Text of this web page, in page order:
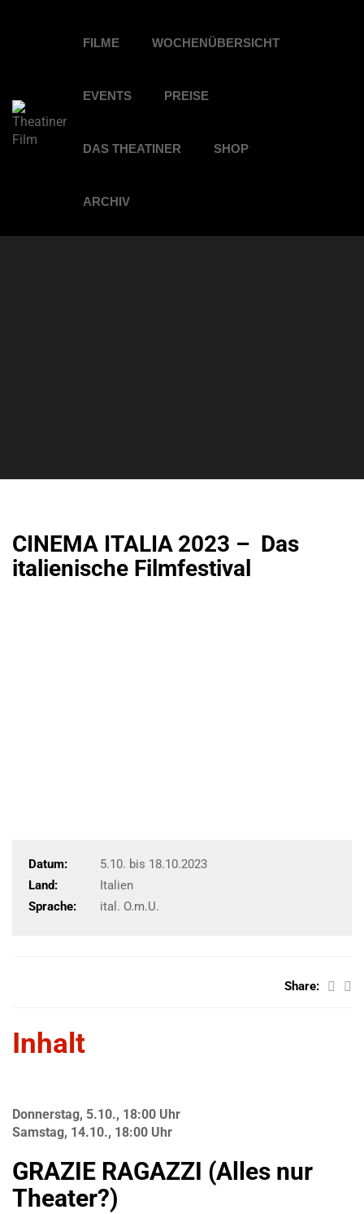
FILME WOCHENÜBERSICHT
EVENTS PREISE
DAS THEATINER SHOP
ARCHIV
CINEMA ITALIA 2023 – Das
italienische Filmfestival
Datum:
5.10. bis 18.10.2023
Land:
Italien
Sprache:
ital. O.m.U.
Share:
Inhalt
Donnerstag, 5.10., 18:00 Uhr
Samstag, 14.10., 18:00 Uhr
GRAZIE RAGAZZI (Alles nur
Theater?)